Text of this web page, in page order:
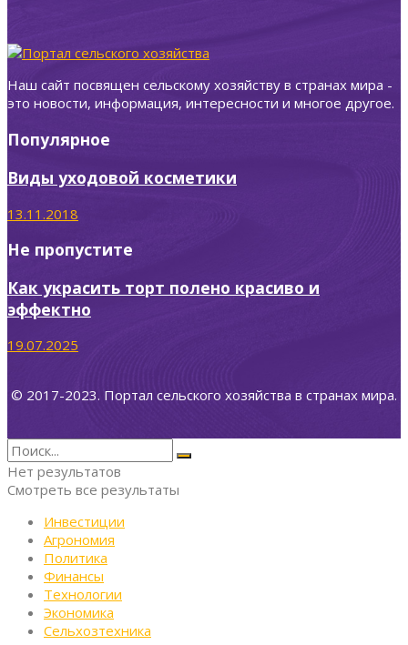
Наш сайт посвящен сельскому хозяйству в странах мира -
это новости, информация, интересности и многое другое.
Популярное
Виды уходовой косметики
13.11.2018
Не пропустите
Как украсить торт полено красиво и
эффектно
19.07.2025
© 2017-2023. Портал сельского хозяйства в странах мира.
Нет результатов
Смотреть все результаты
Инвестиции
Агрономия
Политика
Финансы
Технологии
Экономика
Сельхозтехника